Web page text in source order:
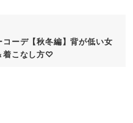
ーデ【秋冬編】背が低い女
着こなし方♡